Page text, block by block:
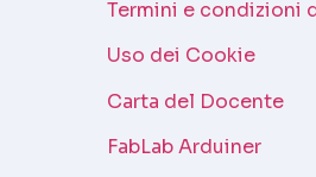
Termini e condizioni
Uso dei Cookie
Carta del Docente
FabLab Arduiner